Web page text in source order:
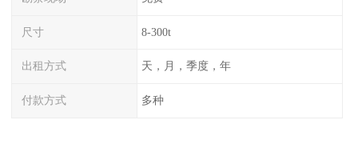
尺寸 8-300t
出租方式 天，月，季度，年
付款方式 多种